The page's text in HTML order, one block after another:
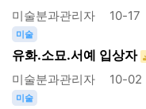
미술분과관리자 10-17
미술
유화.소묘.서예 입상자
미술분과관리자 10-02
미술